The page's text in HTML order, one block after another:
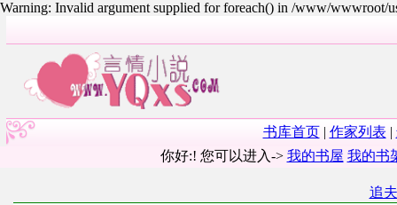
Warning: Invalid argument supplied for foreach() in /www/wwwroot/
书库首页| 作家列表 |
你好:! 您可以进入-> 我的书屋 我的书
追